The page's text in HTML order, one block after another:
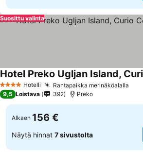
Suosittu valinta
4 Tähtiluokitus
Hotelli Rantapaikka merinäköalalla
9,5 Loistava 392 Preko
Alkaen 156 €
Näytä hinnat 7 sivustolta